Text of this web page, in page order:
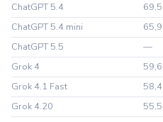
ChatGPT 5.4
69,5
ChatGPT 5.4 mini
65,9
ChatGPT 5.5
—
Grok 4
59,6
Grok 4.1 Fast
58,4
Grok 4.20
55,5